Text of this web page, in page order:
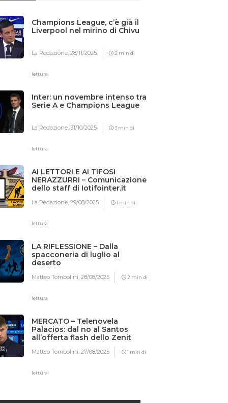
Champions League, c’è già il
Liverpool nel mirino di Chivu
La Redazione,28/11/2025 2 min di
lettura
Inter: un novembre intenso tra
Serie A e Champions League
La Redazione,31/10/2025 3 min di
lettura
AI LETTORI E AI TIFOSI
NERAZZURRI – Comunicazione
dello staff di Iotifointer.it
La Redazione,29/08/2025 1 min di
lettura
LA RIFLESSIONE – Dalla
spacconeria di luglio al
deserto
Matteo Tombolini,28/08/2025 2 min di
lettura
MERCATO – Telenovela
Palacios: dal no al Santos
all’offerta flash dello Zenit
Matteo Tombolini,27/08/2025 1 min di
lettura